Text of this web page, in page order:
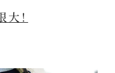
！